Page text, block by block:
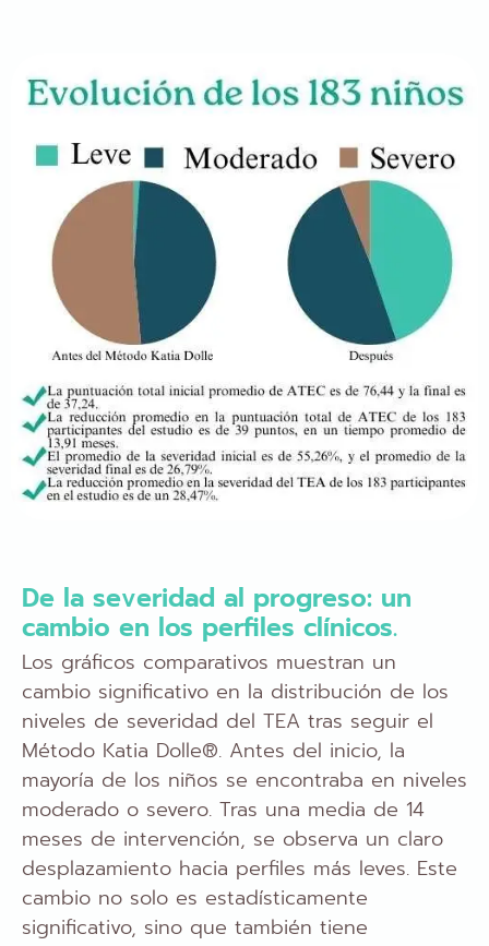
De la severidad al progreso: un
cambio en los perfiles clínicos.
Los gráficos comparativos muestran un
cambio significativo en la distribución de los
niveles de severidad del TEA tras seguir el
Método Katia Dolle®. Antes del inicio, la
mayoría de los niños se encontraba en niveles
moderado o severo. Tras una media de 14
meses de intervención, se observa un claro
desplazamiento hacia perfiles más leves. Este
cambio no solo es estadísticamente
significativo, sino que también tiene